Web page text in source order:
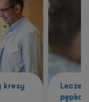
kresy